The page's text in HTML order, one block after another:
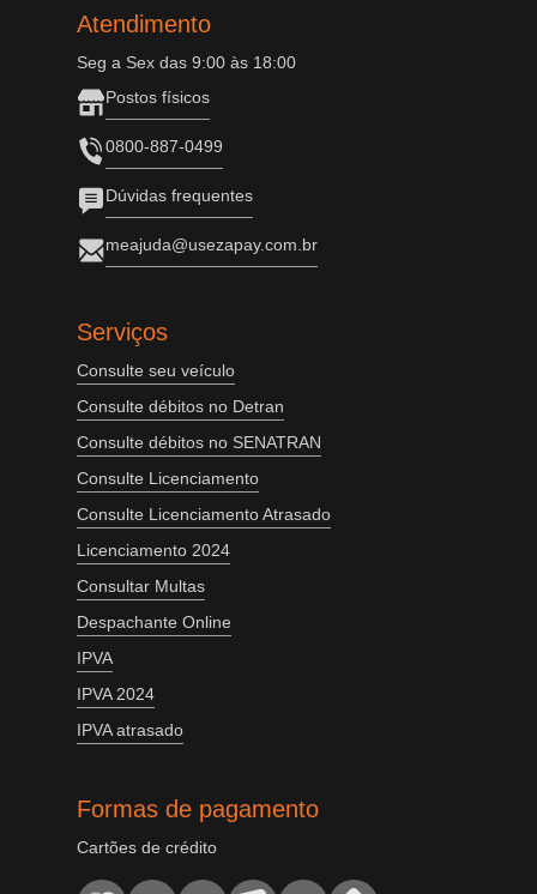
Atendimento
Seg a Sex das 9:00 às 18:00
Postos físicos
0800-887-0499
Dúvidas frequentes
meajuda@usezapay.com.br
Serviços
Consulte seu veículo
Consulte débitos no Detran
Consulte débitos no SENATRAN
Consulte Licenciamento
Consulte Licenciamento Atrasado
Licenciamento 2024
Consultar Multas
Despachante Online
IPVA
IPVA 2024
IPVA atrasado
Formas de pagamento
Cartões de crédito